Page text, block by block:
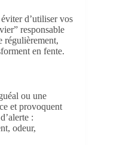
d’utiliser vos
responsable
régulièrement,
en fente.
ou une
et provoquent
:
odeur,